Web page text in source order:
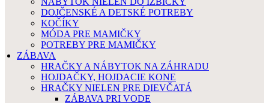
DOJČENSKÉ A DETSKÉ POTREBY
KOČÍKY
MÓDA PRE MAMIČKY
POTREBY PRE MAMIČKY
ZÁBAVA
HRAČKY A NÁBYTOK NA ZÁHRADU
HOJDAČKY, HOJDACIE KONE
HRAČKY NIELEN PRE DIEVČATÁ
ZÁBAVA PRI VODE